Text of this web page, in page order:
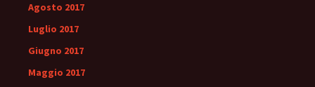
Agosto 2017
Luglio 2017
Giugno 2017
Maggio 2017